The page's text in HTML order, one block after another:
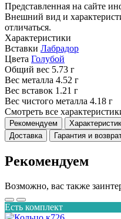
Представленная на сайте
Внешний вид и
отличаться.
Характеристики
Вставки Лабрадор
Цвета Голубой
Общий вес 5.73 г
Вес металла 4.52 г
Вес вставок 1.21 г
Вес чистого металла 4.18 г
Смотреть все
Рекомендуем
Доставка
Гарантия и
Рекомендуем
Возможно, вас также
Есть комплект